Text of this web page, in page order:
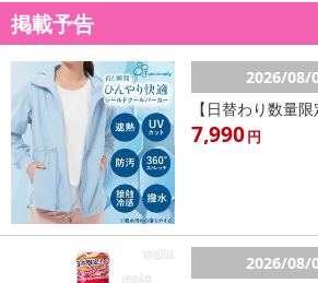
掲載予告
2026/08/
【日替わり数量
7,990円
2026/08/